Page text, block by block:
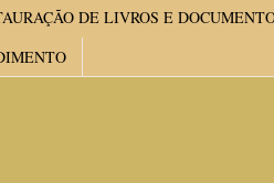
DE LIVROS E